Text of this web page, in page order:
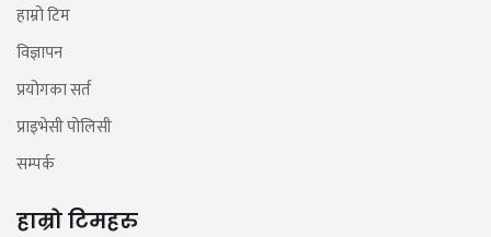
हाम्रो टिम
विज्ञापन
प्रयोगका सर्त
प्राइभेसी पोलिसी
सम्पर्क
हाम्रो टिमहरु